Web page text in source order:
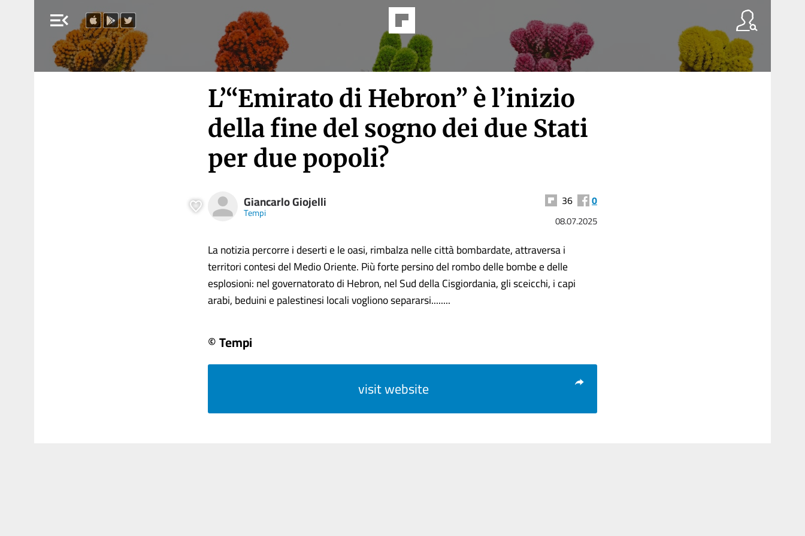
menu_open
L’“Emirato di Hebron” è l’inizio
della fine del sogno dei due Stati
per due popoli?
Giancarlo Giojelli
Tempi
36 0
08.07.2025
La notizia percorre i deserti e le oasi, rimbalza nelle città bombardate, attraversa i
territori contesi del Medio Oriente. Più forte persino del rombo delle bombe e delle
esplosioni: nel governatorato di Hebron, nel Sud della Cisgiordania, gli sceicchi, i capi
arabi, beduini e palestinesi locali vogliono separarsi........
© Tempi
visit website